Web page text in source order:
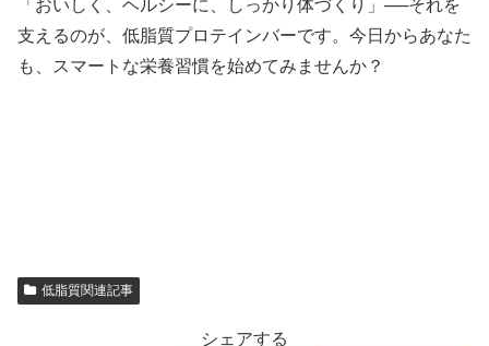
「おいしく、ヘルシーに、しっかり体づくり」──それを
支えるのが、低脂質プロテインバーです。今日からあなた
も、スマートな栄養習慣を始めてみませんか？
低脂質関連記事
シェアする